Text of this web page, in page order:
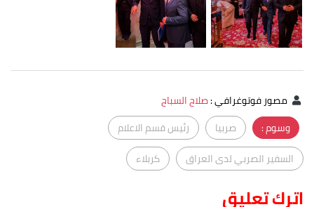
مصور فوتوغرافي:صلاح السباح
وسوم :
صربيا
رئيس قسم الاعلام
السفير الصربي لدى العراق
كربلاء
اترك تعليق